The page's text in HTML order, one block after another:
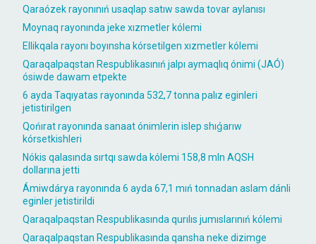
Qaraózek rayonınıń usaqlap satıw sawda tovar aylanısı
Moynaq rayonında jeke xızmetler kólemi
Ellikqala rayonı boyınsha kórsetilgen xızmetler kólemi
Qaraqalpaqstan Respublikasınıń jalpı aymaqlıq ónimi (JAÓ)
ósiwde dawam etpekte
6 ayda Taqıyatas rayonında 532,7 tonna palız eginleri
jetistirilgen
Qońırat rayonında sanaat ónimlerin islep shıǵarıw
kórsetkishleri
Nókis qalasında sırtqı sawda kólemi 158,8 mln AQSH
dollarına jetti
Ámiwdárya rayonında 6 ayda 67,1 mıń tonnadan aslam dánli
eginler jetistirildi
Qaraqalpaqstan Respublikasında qurılıs jumıslarınıń kólemi
Qaraqalpaqstan Respublikasında qansha neke dizimge